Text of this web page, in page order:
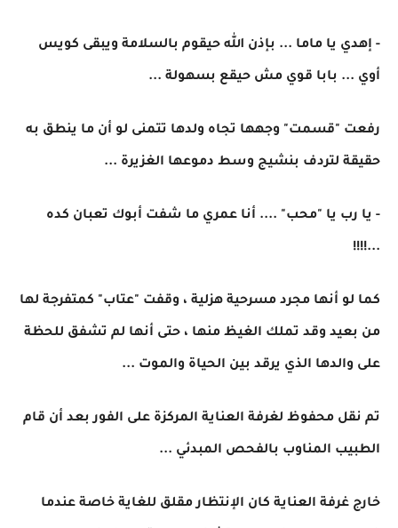
- إهدي يا ماما ... بإذن الله حيقوم بالسلامة ويبقى كويس
أوي ... بابا قوي مش حيقع بسهولة ...
رفعت "قسمت" وجهها تجاه ولدها تتمنى لو أن ما ينطق به
حقيقة لتردف بنشيج وسط دموعها الغزيرة ...
- يا رب يا "محب" .... أنا عمري ما شفت أبوك تعبان كده
...!!!!
كما لو أنها مجرد مسرحية هزلية ، وقفت "عتاب" كمتفرجة لها
من بعيد وقد تملك الغيظ منها ، حتى أنها لم تشفق للحظة
على والدها الذي يرقد بين الحياة والموت ...
تم نقل محفوظ لغرفة العناية المركزة على الفور بعد أن قام
الطبيب المناوب بالفحص المبدئي ...
خارج غرفة العناية كان الإنتظار مقلق للغاية خاصة عندما